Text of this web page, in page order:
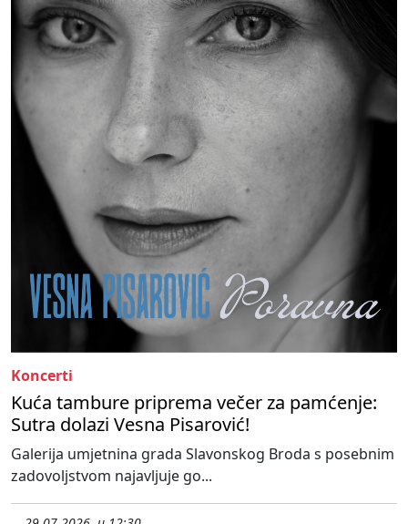
Koncerti
Kuća tambure priprema večer za pamćenje:
Sutra dolazi Vesna Pisarović!
Galerija umjetnina grada Slavonskog Broda s posebnim
zadovoljstvom najavljuje go...